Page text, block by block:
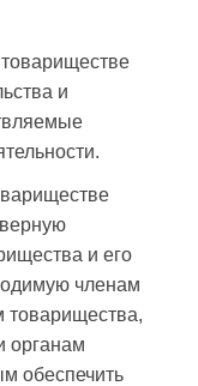
товариществе
и
и его
членам
товарищества,
органам
обеспечить